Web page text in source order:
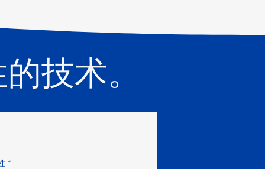
技术。
*